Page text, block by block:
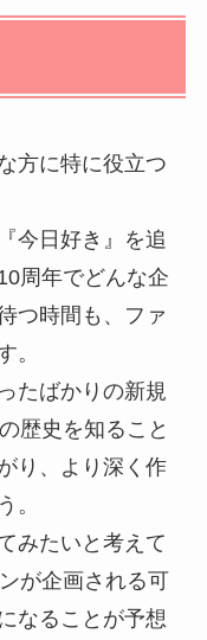
方に特に役立つ
今日好き』を追
周年でどんな企
つ時間も、ファ
。
たばかりの新規
歴史を知ること
り、より深く作
。
みたいと考えて
が企画される可
なることが予想